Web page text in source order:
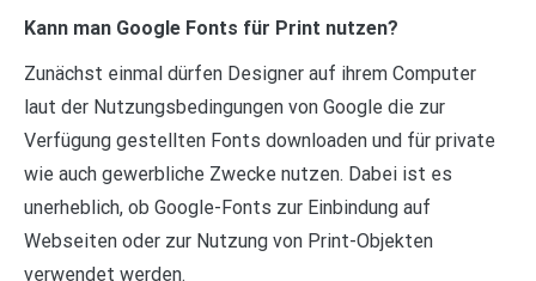
Kann man Google Fonts für Print nutzen?
Zunächst einmal dürfen Designer auf ihrem Computer
laut der Nutzungsbedingungen von Google die zur
Verfügung gestellten Fonts downloaden und für private
wie auch gewerbliche Zwecke nutzen. Dabei ist es
unerheblich, ob Google-Fonts zur Einbindung auf
Webseiten oder zur Nutzung von Print-Objekten
verwendet werden.